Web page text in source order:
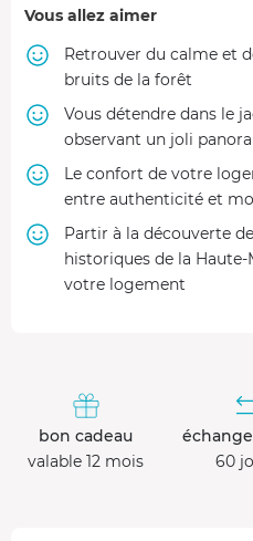
Vous allez aimer
Retrouver du calme et
bruits de la forêt
Vous détendre dans le
observant un joli
Le confort de votre
entre authenticité et
Partir à la découverte
historiques de la
votre logement
bon cadeau
valable 12 mois
60